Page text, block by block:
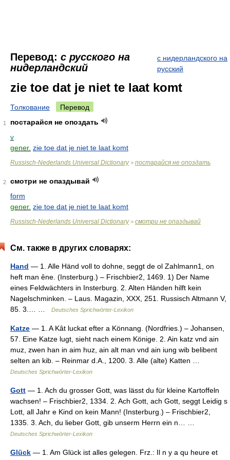
Перевод: с русского на
нидерландский
с нидерландского на
русский
zie toe dat je niet te laat komt
Толкование Перевод
1
постарайся не опоздать
v
gener. zie toe dat je niet te laat komt
Russisch-Nederlands Universal Dictionary> постарайся не опоздать
2
смотри не опаздывай
form
gener. zie toe dat je niet te laat komt
Russisch-Nederlands Universal Dictionary> смотри не опаздывай
См. также в других словарях:
Hand — 1. Alle Händ voll to dohne, seggt de ol Zahlmann1, on
heft man êne. (Insterburg.) – Frischbier2, 1469. 1) Der Name
eines Feldwächters in Insterburg. 2. Alten Händen hilft kein
Nagelschminken. – Laus. Magazin, XXX, 251. Russisch Altmann V,
85. 3.… …
Deutsches Sprichwörter-Lexikon
Katze — 1. A Kât luckat efter a Könnang. (Nordfries.) – Johansen,
57. Eine Katze lugt, sieht nach einem Könige. 2. Ain katz vnd ain
muz, zwen han in aim huz, ain alt man vnd ain iung wib belibent
selten an kib. – Reinmar d.A., 1200. 3. Alle (alte) Katten …
Deutsches Sprichwörter-Lexikon
Gott — 1. Ach du grosser Gott, was lässt du für kleine Kartoffeln
wachsen! – Frischbier2, 1334. 2. Ach Gott, ach Gott, seggt Leidig s
Lott, all Jahr e Kind on kein Mann! (Insterburg.) – Frischbier2,
1335. 3. Ach, du lieber Gott, gib unserm Herrn ein n… …
Deutsches Sprichwörter-Lexikon
Glück — 1. Am Glück ist alles gelegen. Frz.: Il n y a qu heure et